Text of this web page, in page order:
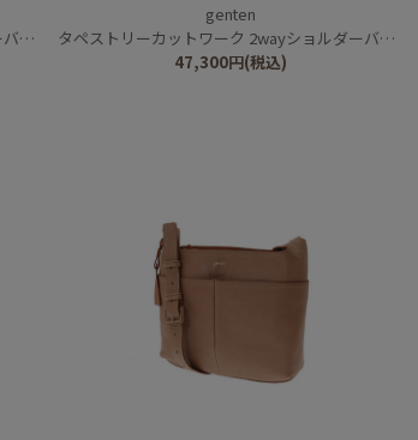
グ
genten
タペストリーカットワーク 2wayショルダーバッグ
47,300円(税込)